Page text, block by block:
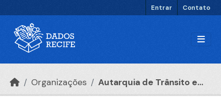
Entrar Contato
Organizações Autarquia de Trânsito e...